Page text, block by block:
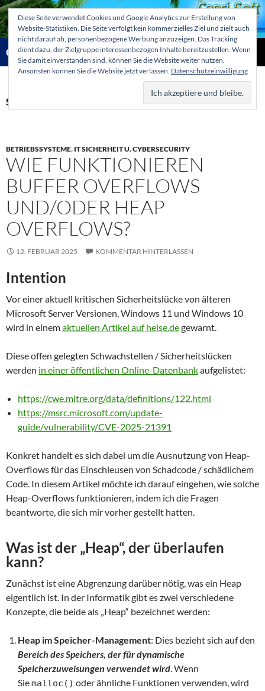
Zum
Inhalt
springen
Capri-Soft Knowledge database
Suchen
MENÜ
Schlagwortarchiv: Verwundbarkeit
BETRIEBSSYSTEME, IT SICHERHEIT U. CYBERSECURITY
WIE FUNKTIONIEREN
BUFFER OVERFLOWS
UND/ODER HEAP
OVERFLOWS?
12. FEBRUAR 2025 KOMMENTAR HINTERLASSEN
Intention
Vor einer aktuell kritischen Sicherheitslücke von älteren
Microsoft Server Versionen, Windows 11 und Windows 10
wird in einemaktuellen Artikel auf heise.degewarnt.
Diese offen gelegten Schwachstellen / Sicherheitslücken
werden in einer öffentlichen Online-Datenbankaufgelistet:
https://cwe.mitre.org/data/definitions/122.html
https://msrc.microsoft.com/update-
guide/vulnerability/CVE-2025-21391
Konkret handelt es sich dabei um die Ausnutzung von Heap-
Overflows für das Einschleusen von Schadcode / schädlichem
Code. In diesem Artikel möchte ich darauf eingehen, wie solche
Heap-Overflows funktionieren, indem ich die Fragen
beantworte, die sich mir vorher gestellt hatten.
Was ist der „Heap“, der überlaufen
kann?
Zunächst ist eine Abgrenzung darüber nötig, was ein Heap
eigentlich ist. In der Informatik gibt es zwei verschiedene
Konzepte, die beide als „Heap“ bezeichnet werden:
Heap im Speicher-Management: Dies bezieht sich auf den
Bereich des Speichers, der für dynamische
Speicherzuweisungen verwendet wird. Wenn
Siemalloc() oder ähnliche Funktionen verwenden, wird
Diese Seite verwendet Cookies und Google Analytics zur Erstellung von
Website-Statistiken. Die Seite verfolgt kein kommerzielles Ziel und zielt auch
nicht darauf ab, personenbezogene Werbung anzuzeigen. Das Tracking
dient dazu, der Zielgruppe interessenbezogen Inhalte bereitzustellen. Wenn
Sie damit einverstanden sind, können Sie die Website weiter nutzen.
Ansonsten können Sie die Website jetzt verlassen. Datenschutzeinwilligung